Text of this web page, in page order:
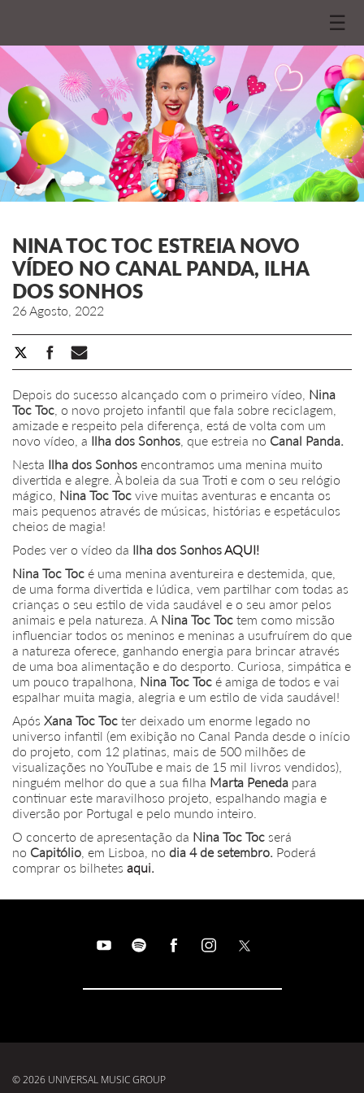
☰
NINA TOC TOC ESTREIA NOVO
VÍDEO NO CANAL PANDA, ILHA
DOS SONHOS
26 Agosto, 2022
Depois do sucesso alcançado com o primeiro vídeo, Nina
Toc Toc , o novo projeto infantil que fala sobre reciclagem,
amizade e respeito pela diferença, está de volta com um
novo vídeo, a Ilha dos Sonhos , que estreia no Canal Panda.
Nesta Ilha dos Sonhos encontramos uma menina muito
divertida e alegre. À boleia da sua Troti e com o seu relógio
mágico, Nina Toc Toc vive muitas aventuras e encanta os
mais pequenos através de músicas, histórias e espetáculos
cheios de magia!
Podes ver o vídeo da Ilha dos SonhosAQUI!
Nina Toc Toc é uma menina aventureira e destemida, que,
de uma forma divertida e lúdica, vem partilhar com todas as
crianças o seu estilo de vida saudável e o seu amor pelos
animais e pela natureza. A Nina Toc Toc tem como missão
influenciar todos os meninos e meninas a usufruírem do que
a natureza oferece, ganhando energia para brincar através
de uma boa alimentação e do desporto. Curiosa, simpática e
um pouco trapalhona, Nina Toc Toc é amiga de todos e vai
espalhar muita magia, alegria e um estilo de vida saudável!
Após Xana Toc Toc ter deixado um enorme legado no
universo infantil (em exibição no Canal Panda desde o início
do projeto, com 12 platinas, mais de 500 milhões de
visualizações no YouTube e mais de 15 mil livros vendidos),
ninguém melhor do que a sua filha Marta Peneda para
continuar este maravilhoso projeto, espalhando magia e
diversão por Portugal e pelo mundo inteiro.
O concerto de apresentação da Nina Toc Toc será
no Capitólio , em Lisboa, no dia 4 de setembro. Poderá
comprar os bilhetes aqui.
© 2026 UNIVERSAL MUSIC GROUP